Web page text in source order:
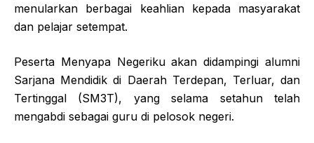
menularkan berbagai keahlian kepada masyarakat
dan pelajar setempat.
Peserta Menyapa Negeriku akan didampingi alumni
Sarjana Mendidik di Daerah Terdepan, Terluar, dan
Tertinggal (SM3T), yang selama setahun telah
mengabdi sebagai guru di pelosok negeri.